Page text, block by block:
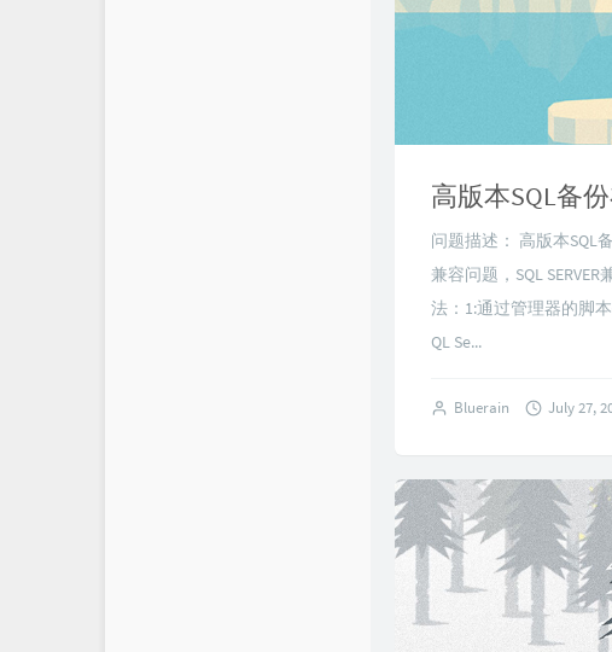
高版本SQL备
问题描述： 高版本SQL
兼容问题，SQL
法：1:通过管理器的脚
QL Se...
Bluerain July 27,